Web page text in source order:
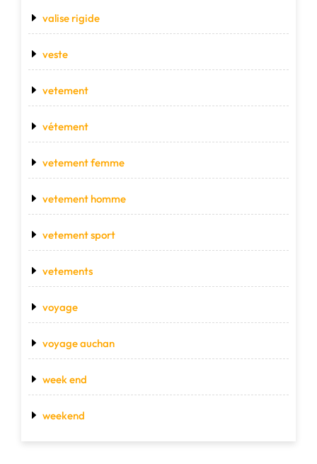
valise rigide
veste
vetement
vétement
vetement femme
vetement homme
vetement sport
vetements
voyage
voyage auchan
week end
weekend